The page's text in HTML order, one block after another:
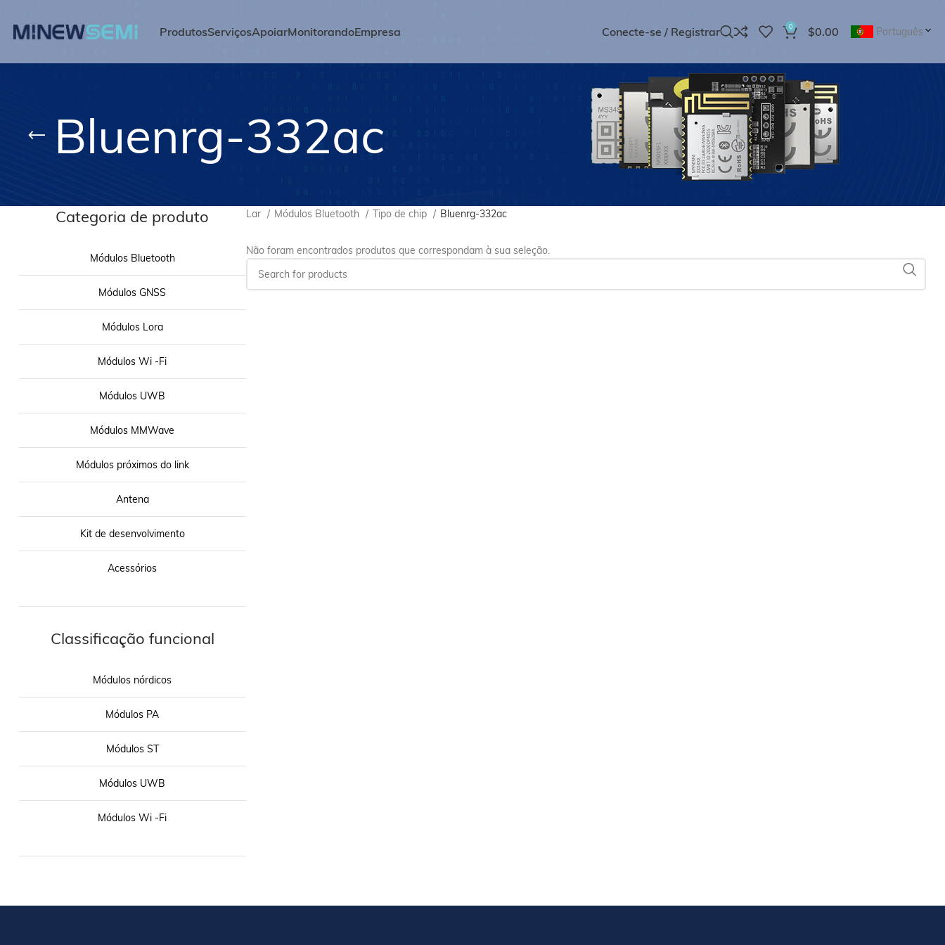
ProdutosServiçosApoiarMonitorandoEmpresa Conecte-se / Registrar 0 $0.00 Português
Bluenrg-332ac
Categoria de produto
Módulos Bluetooth
Módulos GNSS
Módulos Lora
Módulos Wi -Fi
Módulos UWB
Módulos MMWave
Módulos próximos do link
Antena
Kit de desenvolvimento
Acessórios
Classificação funcional
Módulos nórdicos
Módulos PA
Módulos ST
Módulos UWB
Módulos Wi -Fi
Lar Módulos Bluetooth Tipo de chip Bluenrg-332ac
Não foram encontrados produtos que correspondam à sua seleção.